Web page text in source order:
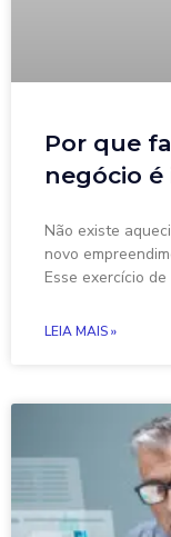
Por que
negócio
Não existe
novo
Esse exercício
LEIA MAIS »